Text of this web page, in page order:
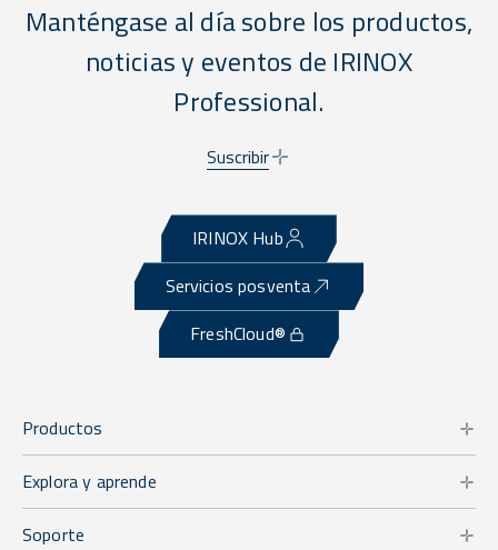
Manténgase al día sobre los productos,
noticias y eventos de IRINOX
Professional.
Suscribir
IRINOX Hub
Servicios posventa
FreshCloud®
Productos
Explora y aprende
Soporte